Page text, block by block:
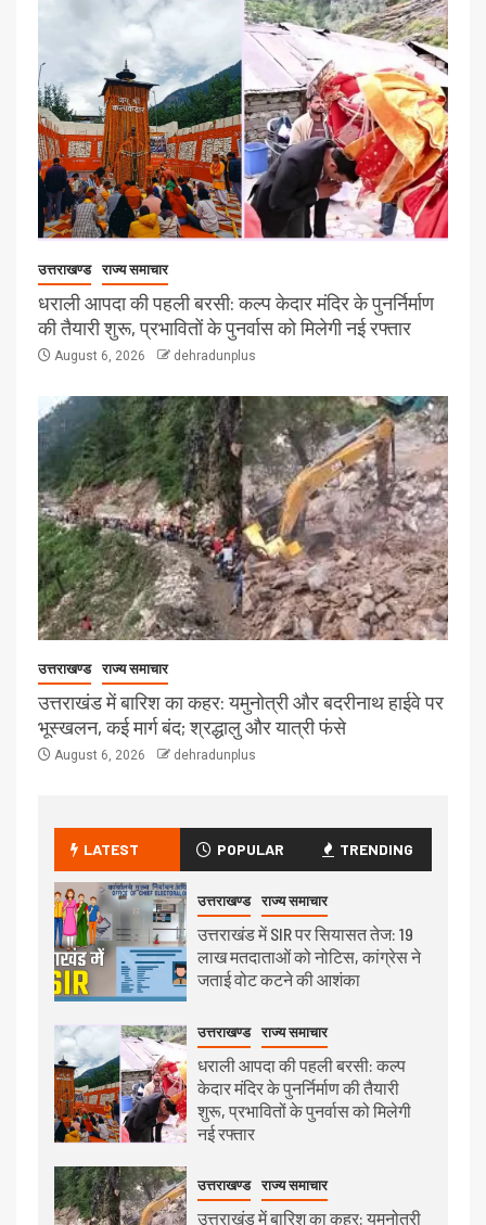
उत्तराखण्ड राज्य समाचार
धराली आपदा की पहली बरसी: कल्प केदार मंदिर के पुनर्निर्माण
की तैयारी शुरू, प्रभावितों के पुनर्वास को मिलेगी नई रफ्तार
August 6, 2026 dehradunplus
उत्तराखण्ड राज्य समाचार
उत्तराखंड में बारिश का कहर: यमुनोत्री और बदरीनाथ हाईवे पर
भूस्खलन, कई मार्ग बंद; श्रद्धालु और यात्री फंसे
August 6, 2026 dehradunplus
LATEST POPULAR TRENDING
उत्तराखण्ड राज्य समाचार
उत्तराखंड में SIR पर सियासत तेज: 19
लाख मतदाताओं को नोटिस, कांग्रेस ने
जताई वोट कटने की आशंका
उत्तराखण्ड राज्य समाचार
धराली आपदा की पहली बरसी: कल्प
केदार मंदिर के पुनर्निर्माण की तैयारी
शुरू, प्रभावितों के पुनर्वास को मिलेगी
नई रफ्तार
उत्तराखण्ड राज्य समाचार
उत्तराखंड में बारिश का कहर: यमुनोत्री